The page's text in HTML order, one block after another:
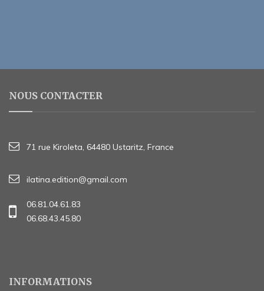
NOUS CONTACTER
71 rue Kiroleta, 64480 Ustaritz, France
ilatina.edition@gmail.com
06.81.04.61.83
06.68.43.45.80
INFORMATIONS